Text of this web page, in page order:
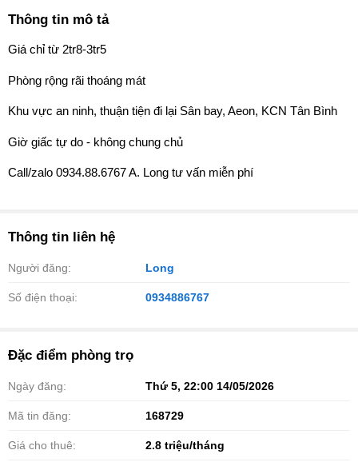
Thông tin mô tả
Giá chỉ từ 2tr8-3tr5
Phòng rộng rãi thoáng mát
Khu vực an ninh, thuận tiện đi lại Sân bay, Aeon, KCN Tân Bình
Giờ giấc tự do - không chung chủ
Call/zalo 0934.88.6767 A. Long tư vấn miễn phí
Thông tin liên hệ
Người đăng: Long
Số điện thoại: 0934886767
Đặc điểm phòng trọ
Ngày đăng: Thứ 5, 22:00 14/05/2026
Mã tin đăng: 168729
Giá cho thuê: 2.8 triệu/tháng